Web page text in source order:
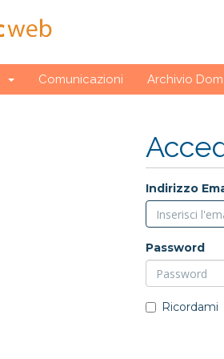
Comunicazioni Archivio
Indirizzo
Password
Ricordami